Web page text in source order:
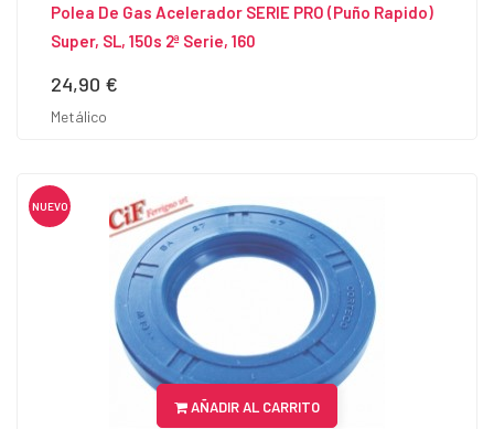
Polea De Gas Acelerador SERIE PRO (puño Rapido)
Super, SL, 150s 2ª Serie, 160
Precio
24,90 €
Metálico
NUEVO
AÑADIR AL CARRITO